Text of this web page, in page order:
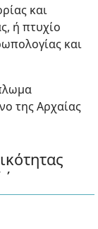
και
ή πτυχίο
και
της Αρχαίας